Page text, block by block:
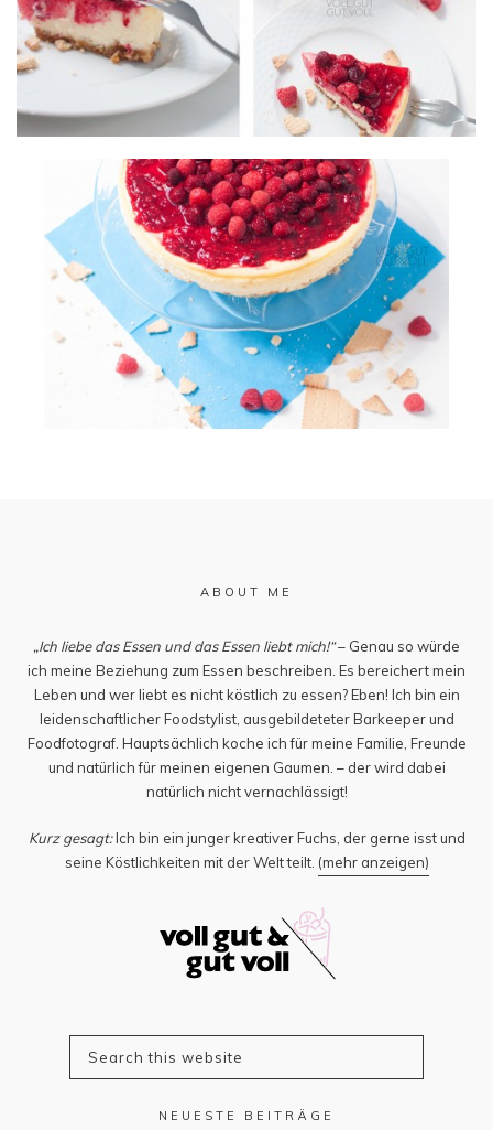
ABOUT ME
„Ich liebe das Essen und das Essen liebt mich!“– Genau so würde
ich meine Beziehung zum Essen beschreiben. Es bereichert mein
Leben und wer liebt es nicht köstlich zu essen? Eben! Ich bin ein
leidenschaftlicher Foodstylist, ausgebildeteter Barkeeper und
Foodfotograf. Hauptsächlich koche ich für meine Familie, Freunde
und natürlich für meinen eigenen Gaumen. – der wird dabei
natürlich nicht vernachlässigt!
Kurz gesagt:Ich bin ein junger kreativer Fuchs, der gerne isst und
seine Köstlichkeiten mit der Welt teilt. (mehr anzeigen)
NEUESTE BEITRÄGE